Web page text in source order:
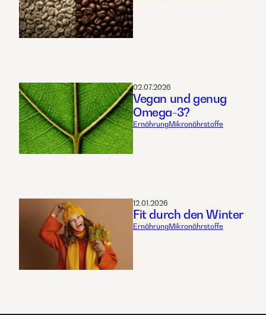
02.07.2026
Vegan und genug
Omega-3?
ErnährungMikronährstoffe
12.01.2026
Fit durch den Winter
ErnährungMikronährstoffe